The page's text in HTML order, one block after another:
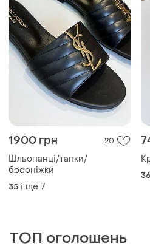
1900 грн 20
Шльопанці/тапки/
босоніжки
35 і ще 7
36
ТОП оголошень